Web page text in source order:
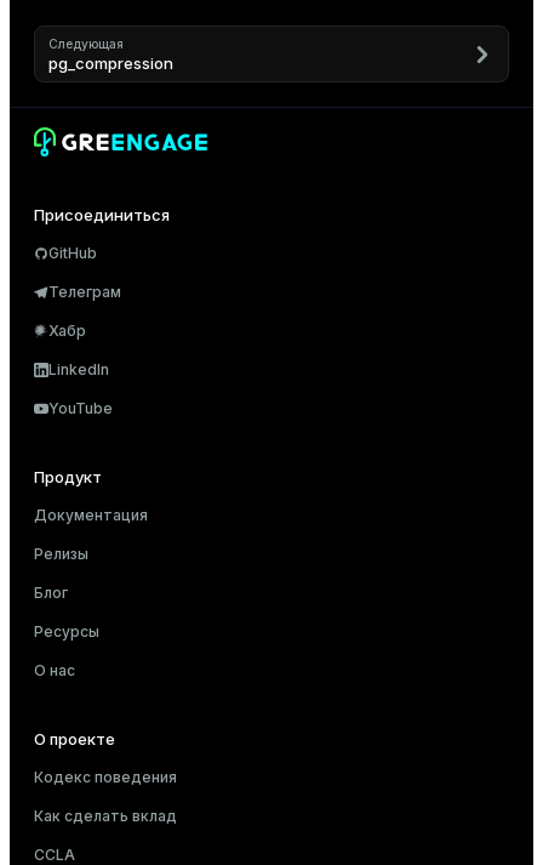
Следующая
pg_compression
Присоединиться
GitHub
Телеграм
Хабр
LinkedIn
YouTube
Продукт
Документация
Релизы
Блог
Ресурсы
О нас
О проекте
Кодекс поведения
Как сделать вклад
CCLA